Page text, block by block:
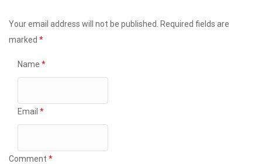
Your email address will not be published. Required fields are
marked *
Name *
Email *
Comment *